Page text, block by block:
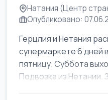
Натания (Центр
Опубликовано:
Герцлия и Нетания
супермаркете 6 дней
пятницу. Суббота
Подвозка из Нетании.